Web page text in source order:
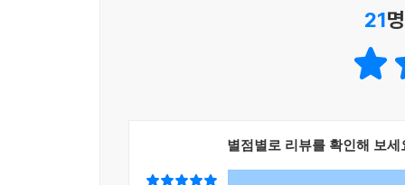
21
별점별로 리뷰를 확인해 보세